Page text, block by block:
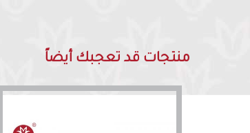
منتجات قد تعجبك أيضاً